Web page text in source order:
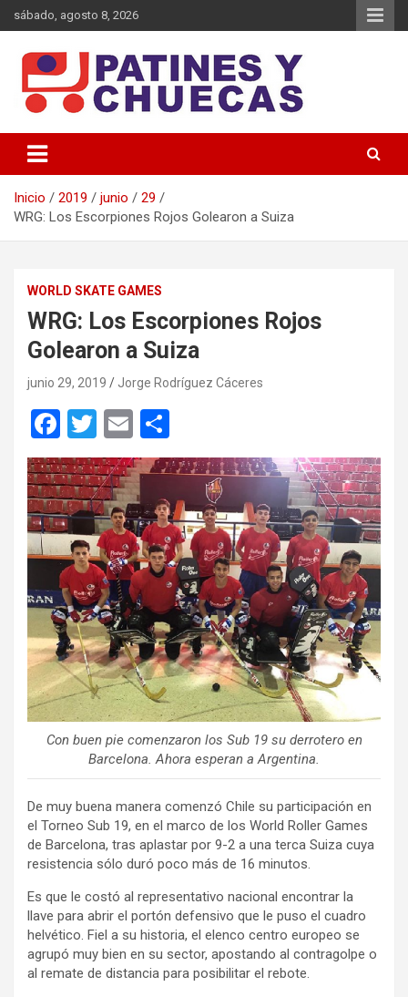
Saltar
al
sábado, agosto 8, 2026
Patines y Chuecas
Inicio 2019 junio
29
WRG: Los Escorpiones Rojos Golearon a Suiza
WORLD SKATE GAMES
WRG: Los Escorpiones Rojos
Golearon a Suiza
junio 29, 2019 Jorge Rodríguez Cáceres
F
a
ce
b
o
o
k
T
wi
tt
er
E
m
ail
o
m
p
ar
tir
Con buen pie comenzaron los Sub 19 su derrotero en
Barcelona. Ahora esperan a Argentina.
De muy buena manera comenzó Chile su participación en
el Torneo Sub 19, en el marco de los World Roller Games
de Barcelona, tras aplastar por 9-2 a una terca Suiza cuya
resistencia sólo duró poco más de 16 minutos.
Es que le costó al representativo nacional encontrar la
llave para abrir el portón defensivo que le puso el cuadro
helvético. Fiel a su historia, el elenco centro europeo se
agrupó muy bien en su sector, apostando al contragolpe o
al remate de distancia para posibilitar el rebote.